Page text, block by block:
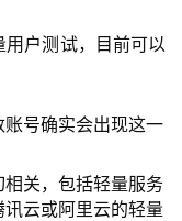
户测试，目前可以
号确实会出现这一
关，包括轻量服务
云或阿里云的轻量